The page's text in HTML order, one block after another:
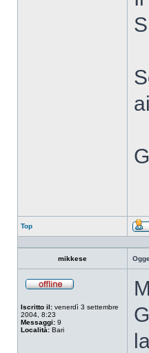
Top
mikkese
Iscritto il: venerdì 3 settembre
2004, 8:23
Messaggi: 9
Località: Bari